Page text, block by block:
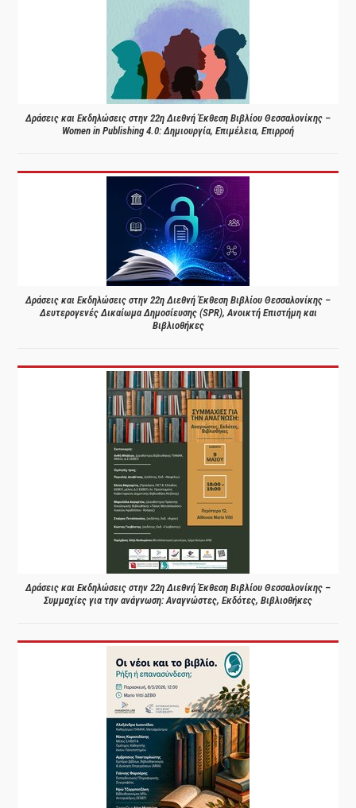
Δράσεις και Εκδηλώσεις στην 22η Διεθνή Έκθεση Βιβλίου Θεσσαλονίκης –
Women in Publishing 4.0: Δημιουργία, Επιμέλεια, Επιρροή
Δράσεις και Εκδηλώσεις στην 22η Διεθνή Έκθεση Βιβλίου Θεσσαλονίκης –
Δευτερογενές Δικαίωμα Δημοσίευσης (SPR), Ανοικτή Επιστήμη και
Βιβλιοθήκες
Δράσεις και Εκδηλώσεις στην 22η Διεθνή Έκθεση Βιβλίου Θεσσαλονίκης –
Συμμαχίες για την ανάγνωση: Αναγνώστες, Εκδότες, Βιβλιοθήκες